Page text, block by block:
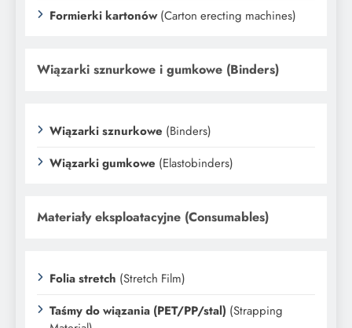
Formierki kartonów(Carton erecting machines)
Wiązarki sznurkowe i gumkowe (Binders)
Wiązarki sznurkowe (Binders)
Wiązarki gumkowe (Elastobinders)
Materiały eksploatacyjne (Consumables)
Folia stretch (Stretch Film)
Taśmy do wiązania (PET/PP/stal) (Strapping